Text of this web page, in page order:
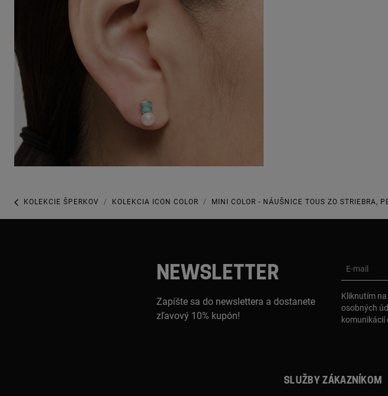
KOLEKCIE ŠPERKOV KOLEKCIA ICON COLOR MINI COLOR - NÁUŠNICE TOUS ZO STRIEBRA,
NEWSLETTER
Zapíšte sa do newslettera a dostanete
zľavový 10% kupón!
E-mail
Kliknutím
osobných
komunikácií
Služby zákazníkom